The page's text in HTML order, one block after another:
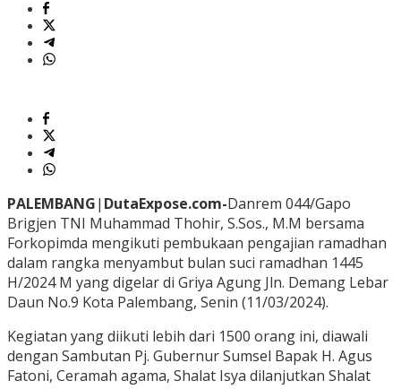
PALEMBANG| DutaExpose.com-Danrem 044/Gapo
Brigjen TNI Muhammad Thohir, S.Sos., M.M bersama
Forkopimda mengikuti pembukaan pengajian ramadhan
dalam rangka menyambut bulan suci ramadhan 1445
H/2024 M yang digelar di Griya Agung Jln. Demang Lebar
Daun No.9 Kota Palembang, Senin (11/03/2024).
Kegiatan yang diikuti lebih dari 1500 orang ini, diawali
dengan Sambutan Pj. Gubernur Sumsel Bapak H. Agus
Fatoni, Ceramah agama, Shalat Isya dilanjutkan Shalat